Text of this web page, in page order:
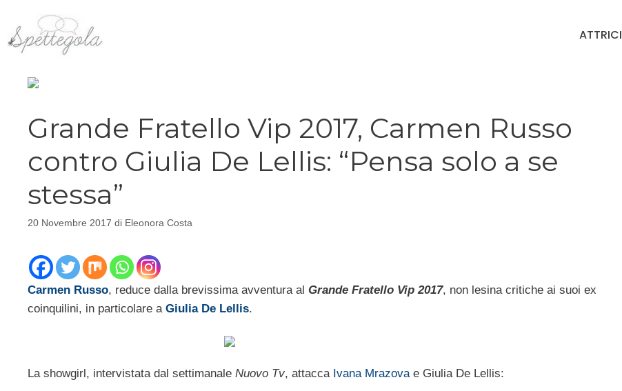
contenuto
ATTRICI
Grande Fratello Vip 2017, Carmen Russo
contro Giulia De Lellis: “Pensa solo a se
stessa”
20 Novembre 2017 di Eleonora Costa
Carmen Russo, reduce dalla brevissima avventura al Grande Fratello Vip 2017, non lesina critiche ai suoi ex
coinquilini, in particolare aGiulia De Lellis.
La showgirl, intervistata dal settimanale Nuovo Tv, attacca Ivana Mrazovae Giulia De Lellis: